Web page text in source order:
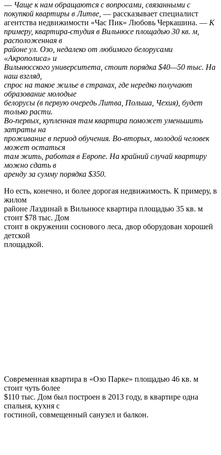
— Чаще к нам обращаются с вопросами, связанными с
покупкой квартиры в Литве, — рассказывает специалист
агентства недвижимости «Час Пик» Любовь Черкашина. — К
примеру, квартира-студия в Вильнюсе площадью 30 кв. м,
расположенная в
районе ул. Озо, недалеко от любимого белорусами
«Акрополиса» и
Вильнюсского университета, стоит порядка $40—50 тыс. На
наш взгляд,
спрос на такое жилье в странах, где нередко получают
образование молодые
белорусы (в первую очередь Литва, Польша, Чехия), будет
только расти.
Во-первых, купленная там квартира поможет уменьшить
затраты на
проживание в период обучения. Во-вторых, молодой человек
может остаться
там жить, работая в Европе. На крайний случай квартиру
можно сдать в
аренду за сумму порядка $350.
Но есть, конечно, и более дорогая недвижимость. К примеру, в
жилом
районе Лаздинай в Вильнюсе квартира площадью 35 кв. м
стоит $78 тыс. Дом
стоит в окружении соснового леса, двор оборудован хорошей
детской
площадкой.
Современная квартира в «Озо Парке» площадью 46 кв. м
стоит чуть более
$110 тыс. Дом был построен в 2013 году, в квартире одна
спальня, кухня с
гостиной, совмещенный санузел и балкон.